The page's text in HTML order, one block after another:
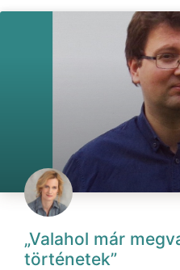
„Valahol már
történetek”